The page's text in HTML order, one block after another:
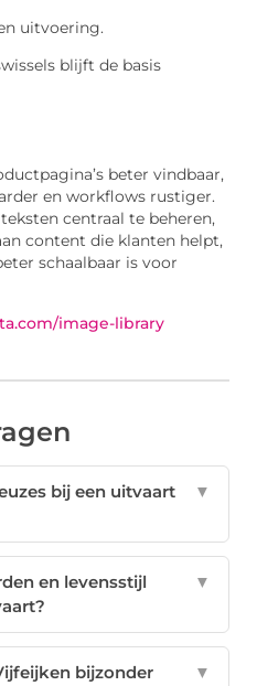
uitvoering.
blijft de basis
beter vindbaar,
en workflows rustiger.
centraal te beheren,
content die klanten helpt,
schaalbaar is voor
image-library
bij een uitvaart
▼
en levensstijl
▼
bijzonder ▼